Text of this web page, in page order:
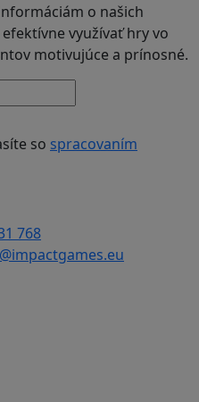
o našich
využívať hry vo
motivujúce a prínosné.
so spracovaním
768